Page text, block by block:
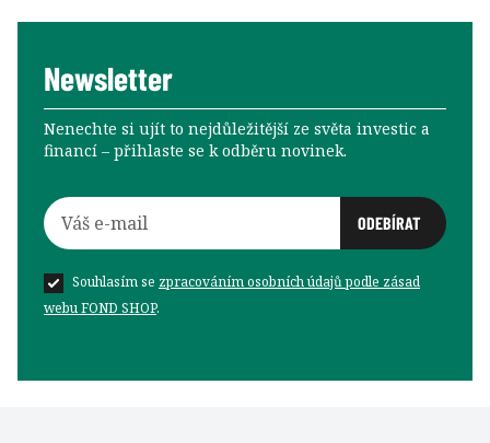
Newsletter
Nenechte si ujít to nejdůležitější ze světa investic a
financí –⁠⁠⁠⁠⁠⁠ přihlaste se k odběru novinek.
Souhlasím se zpracováním osobních údajů podle zásad
webu FOND SHOP.